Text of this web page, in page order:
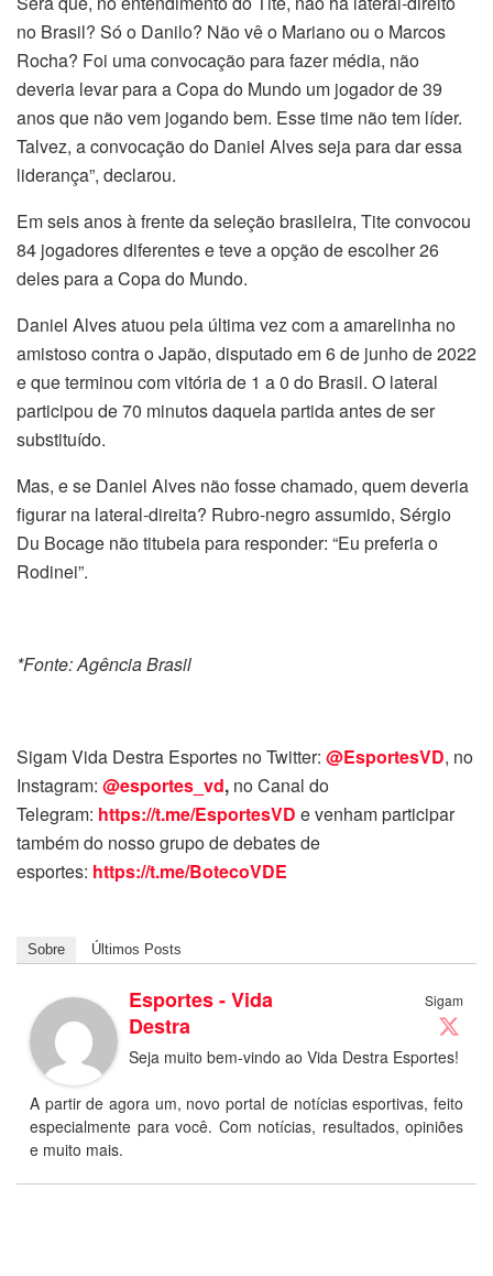
no Brasil? Só o Danilo? Não vê o Mariano ou o Marcos
Rocha? Foi uma convocação para fazer média, não
deveria levar para a Copa do Mundo um jogador de 39
anos que não vem jogando bem. Esse time não tem líder.
Talvez, a convocação do Daniel Alves seja para dar essa
liderança”, declarou.
Em seis anos à frente da seleção brasileira, Tite convocou
84 jogadores diferentes e teve a opção de escolher 26
deles para a Copa do Mundo.
Daniel Alves atuou pela última vez com a amarelinha no
amistoso contra o Japão, disputado em 6 de junho de 2022
e que terminou com vitória de 1 a 0 do Brasil. O lateral
participou de 70 minutos daquela partida antes de ser
substituído.
Mas, e se Daniel Alves não fosse chamado, quem deveria
figurar na lateral-direita? Rubro-negro assumido, Sérgio
Du Bocage não titubeia para responder: “Eu preferia o
Rodinei”.
*Fonte: Agência Brasil
Sigam Vida Destra Esportes no Twitter: @EsportesVD, no
Instagram: @esportes_vd, no Canal do
Telegram: https://t.me/EsportesVD e venham participar
também do nosso grupo de debates de
esportes: https://t.me/BotecoVDE
Sobre Últimos Posts
Sigam
Esportes - Vida
Destra
Seja muito bem-vindo ao Vida Destra Esportes!
A partir de agora um, novo portal de notícias esportivas, feito
especialmente para você. Com notícias, resultados, opiniões
e muito mais.